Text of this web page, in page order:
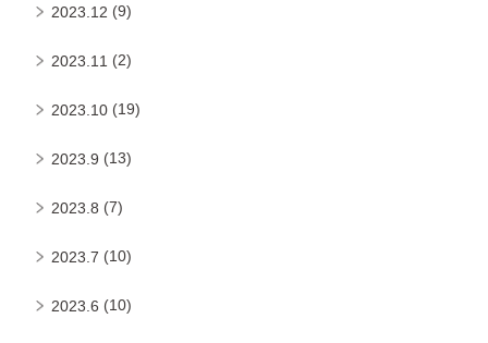
2023.12 (9)
2023.11 (2)
2023.10 (19)
2023.9 (13)
2023.8 (7)
2023.7 (10)
2023.6 (10)